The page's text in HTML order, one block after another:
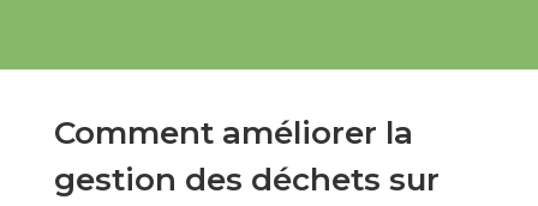
Comment améliorer la
gestion des déchets sur